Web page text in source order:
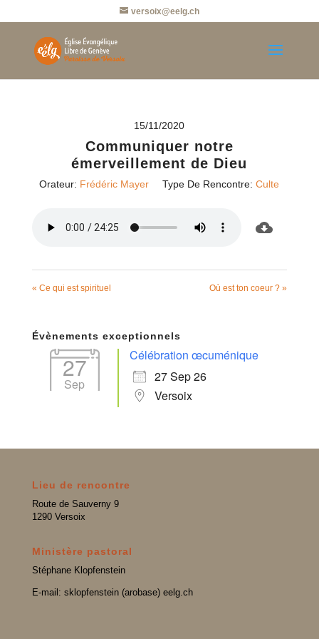
versoix@eelg.ch
15/11/2020
Communiquer notre
émerveillement de Dieu
Orateur: Frédéric Mayer Type De Rencontre: Culte
« Ce qui est spirituel Où est ton coeur ? »
Évènements exceptionnels
27
Sep
Célébration œcuménique
27 Sep 26
Versoix
Lieu de rencontre
Route de Sauverny 9
1290 Versoix
Ministère pastoral
Stéphane Klopfenstein
E-mail: sklopfenstein (arobase) eelg.ch